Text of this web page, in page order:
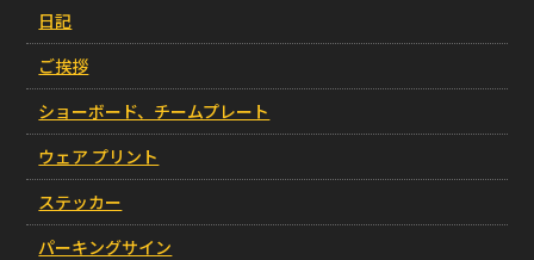
日記
ご挨拶
ショーボード、チームプレート
ウェア プリント
ステッカー
パーキングサイン